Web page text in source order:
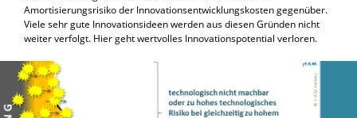
Amortisierungsrisiko der Innovationsentwicklungskosten gegenüber.
Viele sehr gute Innovationsideen werden aus diesen Gründen nicht
weiter verfolgt. Hier geht wertvolles Innovationspotential verloren.